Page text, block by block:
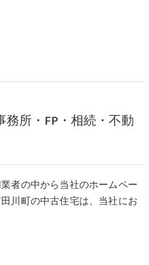
所・FP・相続・不動
者の中から当社のホームペー
川町の中古住宅は、当社にお